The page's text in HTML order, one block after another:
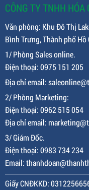
CÔNG TY TNHH
Văn phòng: Khu Đô Thị
Bình Trưng, Thành phố Hồ
1/ Phòng Sales online.
Điện thoại: 0975 151 205
Địa chỉ email:
2/ Phòng Marketing:
Điện thoại: 0962 515 054
Địa chỉ email:
3/ Giám Đốc.
Điện thoại: 0983 734 234
Email:
Giấy CNĐKKD: